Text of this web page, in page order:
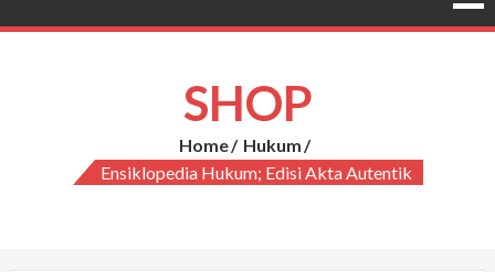
SHOP
Home
Hukum
Ensiklopedia Hukum; Edisi Akta Autentik